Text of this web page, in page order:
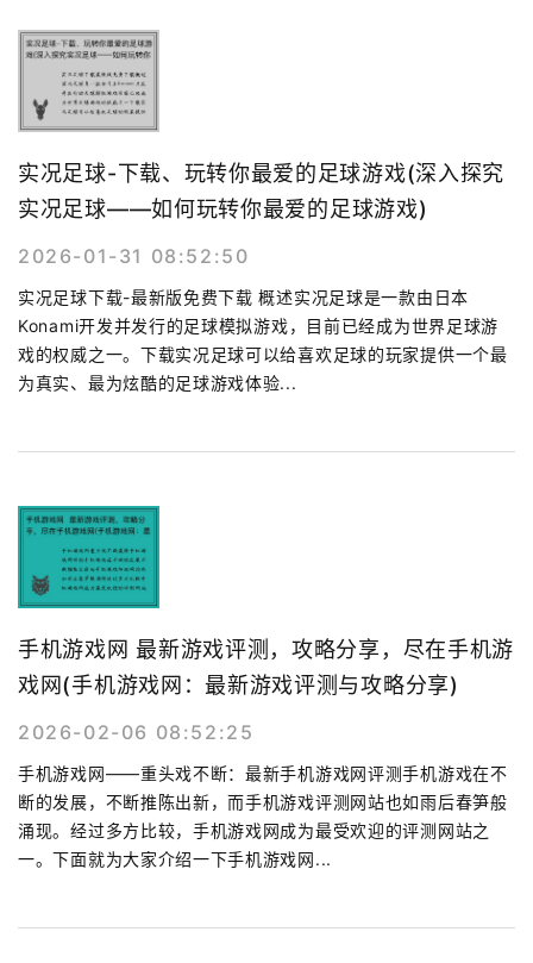
实况足球-下载、玩转你最爱的足球游戏(深入探究
实况足球——如何玩转你最爱的足球游戏)
2026-01-31 08:52:50
实况足球下载-最新版免费下载 概述实况足球是一款由日本
Konami开发并发行的足球模拟游戏，目前已经成为世界足球游
戏的权威之一。下载实况足球可以给喜欢足球的玩家提供一个最
为真实、最为炫酷的足球游戏体验...
手机游戏网 最新游戏评测，攻略分享，尽在手机游
戏网(手机游戏网：最新游戏评测与攻略分享)
2026-02-06 08:52:25
手机游戏网——重头戏不断：最新手机游戏网评测手机游戏在不
断的发展，不断推陈出新，而手机游戏评测网站也如雨后春笋般
涌现。经过多方比较，手机游戏网成为最受欢迎的评测网站之
一。下面就为大家介绍一下手机游戏网...